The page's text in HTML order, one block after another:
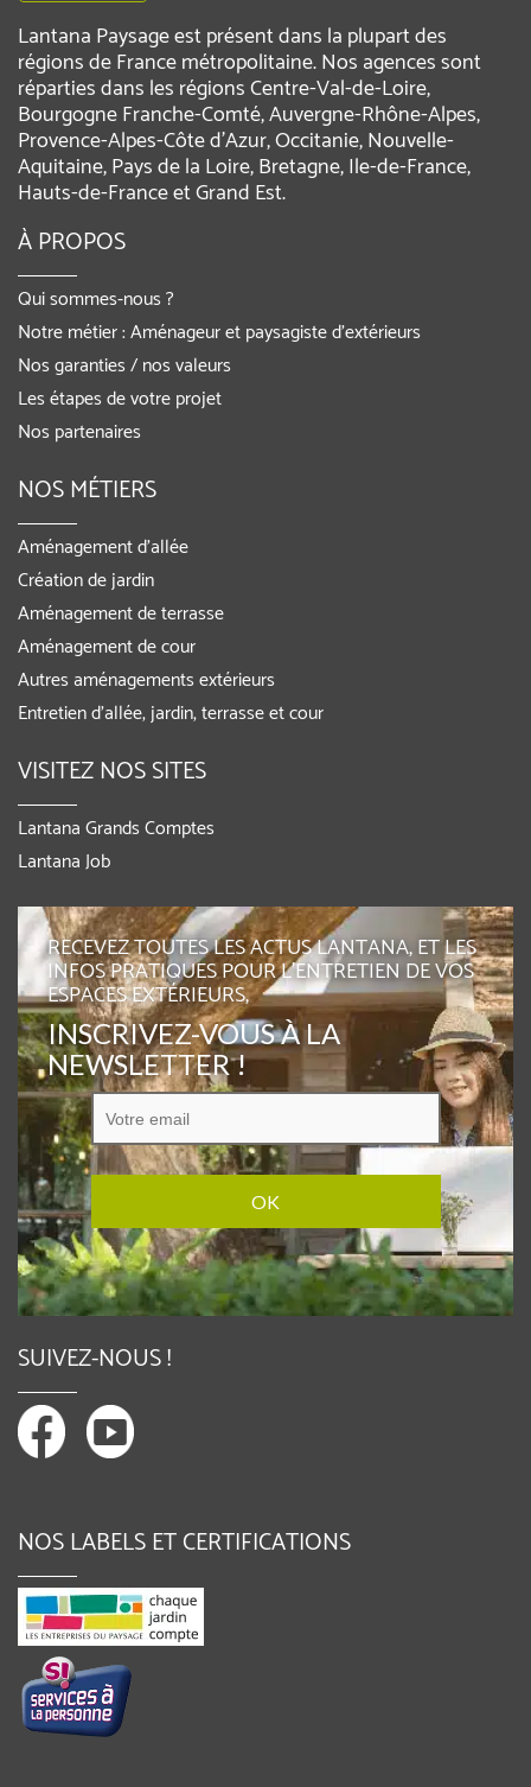
Lantana Paysage est présent dans la plupart des
régions de France métropolitaine. Nos agences sont
réparties dans les régions Centre-Val-de-Loire,
Bourgogne Franche-Comté, Auvergne-Rhône-Alpes,
Provence-Alpes-Côte d'Azur, Occitanie, Nouvelle-
Aquitaine, Pays de la Loire, Bretagne, Ile-de-France,
Hauts-de-France et Grand Est.
À PROPOS
Qui sommes-nous ?
Notre métier : Aménageur et paysagiste d’extérieurs
Nos garanties / nos valeurs
Les étapes de votre projet
Nos partenaires
NOS MÉTIERS
Aménagement d’allée
Création de jardin
Aménagement de terrasse
Aménagement de cour
Autres aménagements extérieurs
Entretien d’allée, jardin, terrasse et cour
VISITEZ NOS SITES
Lantana Grands Comptes
Lantana Job
RECEVEZ TOUTES LES ACTUS LANTANA, ET LES
INFOS PRATIQUES POUR L'ENTRETIEN DE VOS
ESPACES EXTÉRIEURS,
INSCRIVEZ-VOUS À LA
NEWSLETTER !
SUIVEZ-NOUS !
NOS LABELS ET CERTIFICATIONS